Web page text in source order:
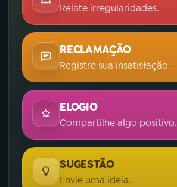
ACOMPANHE A RÁDIO NACIONAL
YouTube
Instagram X
TikTok
Relate irregularidades.
RECLAMAÇÃO
Registre sua insatisfação.
ELOGIO
Compartilhe algo positivo.
SUGESTÃO
Envie uma ideia.